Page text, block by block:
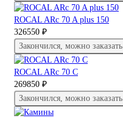
ROCAL ARc 70 A plus 150
326550 ₽
Закончился, можно заказать
ROCAL ARc 70 C
269850 ₽
Закончился, можно заказать